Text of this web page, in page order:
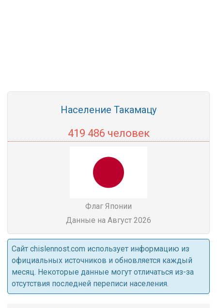
Население Такамацу
419 486 человек
Флаг Японии
Данные на Август 2026
Cайт chislennost.com использует информацию из
официальных источников и обновляется каждый
месяц. Некоторые данные могут отличаться из-за
отсутствия последней переписи населения.